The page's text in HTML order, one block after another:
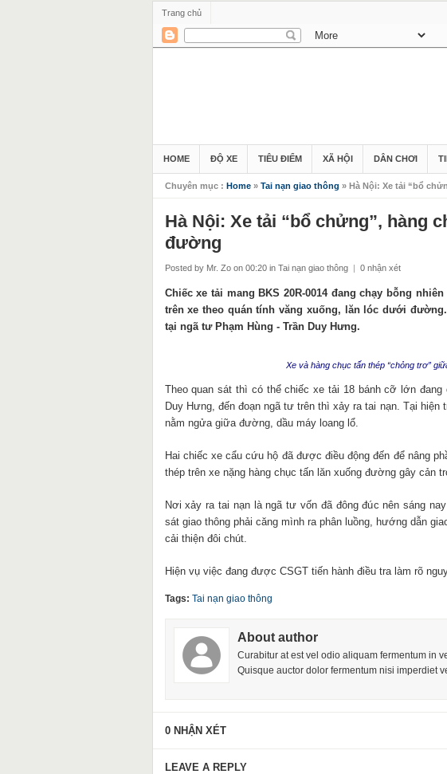
Trang chủ
HOME ĐỘ XE TIÊU ĐIỂM XÃ HỘI DÂN CHƠI
Chuyên mục : Home» Tai nạn giao thông » Hà Nội: Xe tải “bổ
Hà Nội: Xe tải “bổ chửng”, hàng
đường
Posted by Mr. Zo on 00:20 in Tai nạn giao thông | 0 nhận xét
Chiếc xe tải mang BKS 20R-0014 đang chạy bỗng
trên xe theo quán tính văng xuống, lăn lóc dưới
tại ngã tư Phạm Hùng - Trần Duy Hưng.
Xe và hàng chục tấn thép “chỏng trơ”
Theo quan sát thì có thể chiếc xe tải 18 bánh cỡ lớn
Duy Hưng, đến đoạn ngã tư trên thì xảy ra tai nạn. Tại
nằm ngửa giữa đường, dầu máy loang lổ.
Hai chiếc xe cẩu cứu hộ đã được điều động đến để nâng
thép trên xe nặng hàng chục tấn lăn xuống đường gây cản
Nơi xảy ra tai nạn là ngã tư vốn đã đông đúc nên sáng
sát giao thông phải căng mình ra phân luồng, hướng dẫn
cải thiện đôi chút.
Hiện vụ việc đang được CSGT tiến hành điều tra làm rõ
Tags: Tai nạn giao thông
About author
Curabitur at est vel odio aliquam fermentum in
Quisque auctor dolor fermentum nisi imperdiet
0 NHẬN XÉT
LEAVE A REPLY